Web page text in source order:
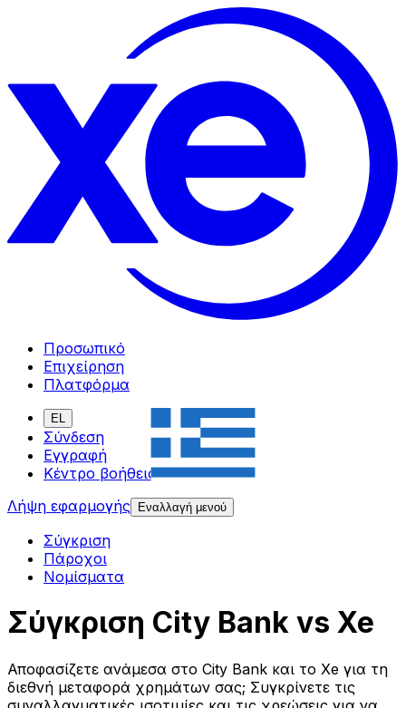
Προσωπικό
Επιχείρηση
Πλατφόρμα
EL
Σύνδεση
Εγγραφή
Κέντρο βοήθειας
Λήψη εφαρμογής
Εναλλαγή μενού
Σύγκριση
Πάροχοι
Νομίσματα
Σύγκριση City Bank vs Xe
Αποφασίζετε ανάμεσα στο City Bank και το Xe για τη
διεθνή μεταφορά χρημάτων σας; Συγκρίνετε τις